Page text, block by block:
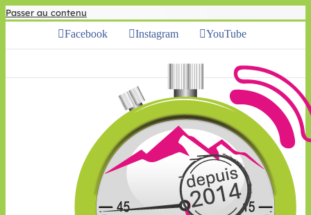
Passer au contenu
Facebook Instagram YouTube